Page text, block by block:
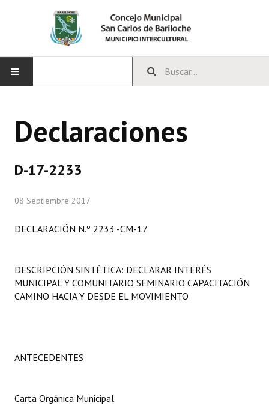
CONCEJO
Comisiones Permanentes
Comisiones Especiales
Programas
Constitución Provincial
Declaraciones
D-17-2233
08 Septiembre 2017
DECLARACIÓN N.º 2233 -CM-17
DESCRIPCIÓN SINTÉTICA: DECLARAR INTERÉS
MUNICIPAL Y COMUNITARIO SEMINARIO CAPACITACIÓN
CAMINO HACIA Y DESDE EL MOVIMIENTO
ANTECEDENTES
Carta Orgánica Municipal.